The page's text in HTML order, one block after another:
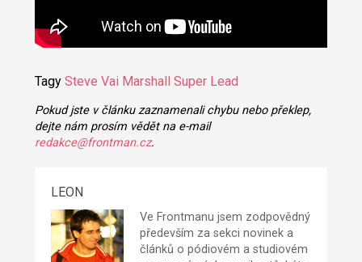
Tagy Steve Vai Marshall Super Lead
Pokud jste v článku zaznamenali chybu nebo překlep,
dejte nám prosím vědět na e-mail
redakce@frontman.cz.
LEON
Ve Frontmanu jsem zodpovědný
především za sekci novinek a
článků o pódiovém a studiovém